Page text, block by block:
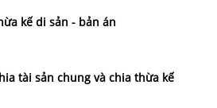
kế di sản - bản án
tài sản chung và chia thừa kế